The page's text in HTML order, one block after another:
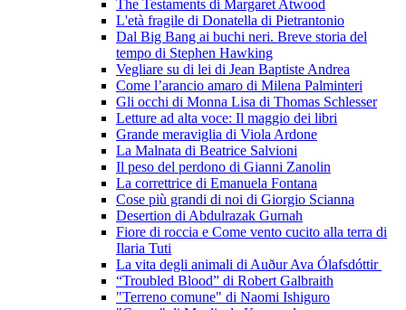
The Testaments di Margaret Atwood
L'età fragile di Donatella di Pietrantonio
Dal Big Bang ai buchi neri. Breve storia del
tempo di Stephen Hawking
Vegliare su di lei di Jean Baptiste Andrea
Come l’arancio amaro di Milena Palminteri
Gli occhi di Monna Lisa di Thomas Schlesser
Letture ad alta voce: Il maggio dei libri
Grande meraviglia di Viola Ardone
La Malnata di Beatrice Salvioni
Il peso del perdono di Gianni Zanolin
La correttrice di Emanuela Fontana
Cose più grandi di noi di Giorgio Scianna
Desertion di Abdulrazak Gurnah
Fiore di roccia e Come vento cucito alla terra di
Ilaria Tuti
La vita degli animali di Auður Ava Ólafsdóttir
“Troubled Blood” di Robert Galbraith
"Terreno comune" di Naomi Ishiguro